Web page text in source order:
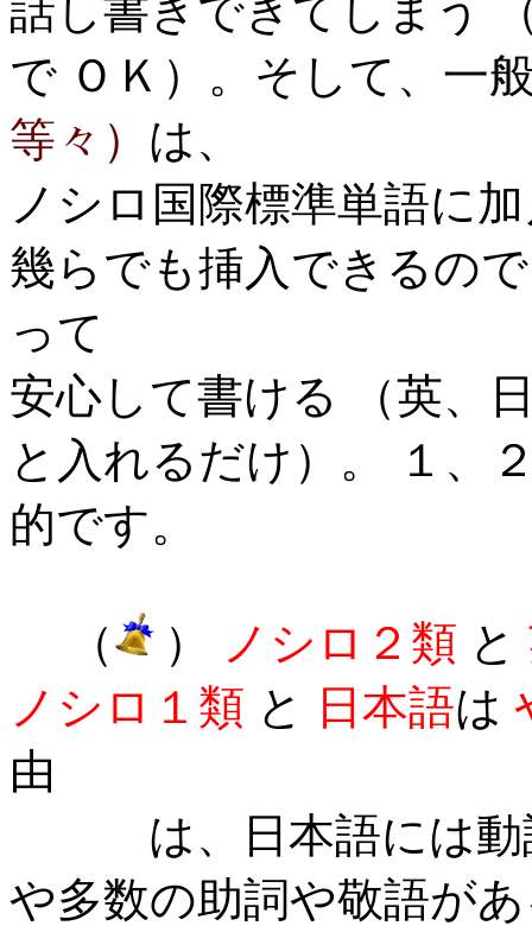
話し書きできてしまう
で ＯＫ） 。そして、一
等々） は、
ノシロ国際標準単語に
幾らでも挿入できるの
って
安心して書ける （英、
と入れるだけ）。
１、
的です。
（ ） ノシロ２類 と
ノシロ１類 と 日本語は
由
は、日本語には動詞
や多数の助詞や敬語が